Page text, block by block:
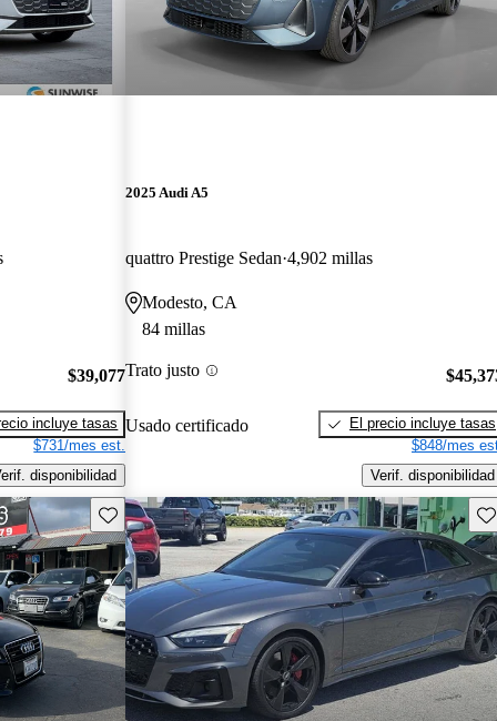
$39,077
incluye tasas
$731/mes est.
disponibilidad
2025 Audi A5
quattro Prestige Sedan 4,902 millas
Modesto, CA
84 millas
Trato justo
Usado certificado
El precio incluye tasas
$848/mes
Verif. disponibilidad
Guarda este Aviso